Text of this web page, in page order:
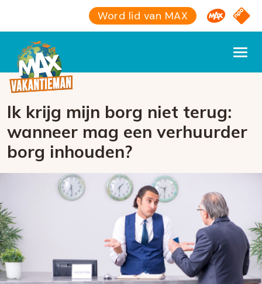
Word lid van MAX Omroep
NPO
Ik krijg mijn borg niet terug:
wanneer mag een verhuurder
borg inhouden?